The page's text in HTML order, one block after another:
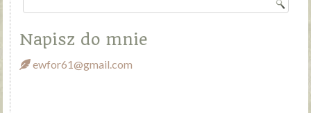
Napisz do mnie
ewfor61@gmail.com